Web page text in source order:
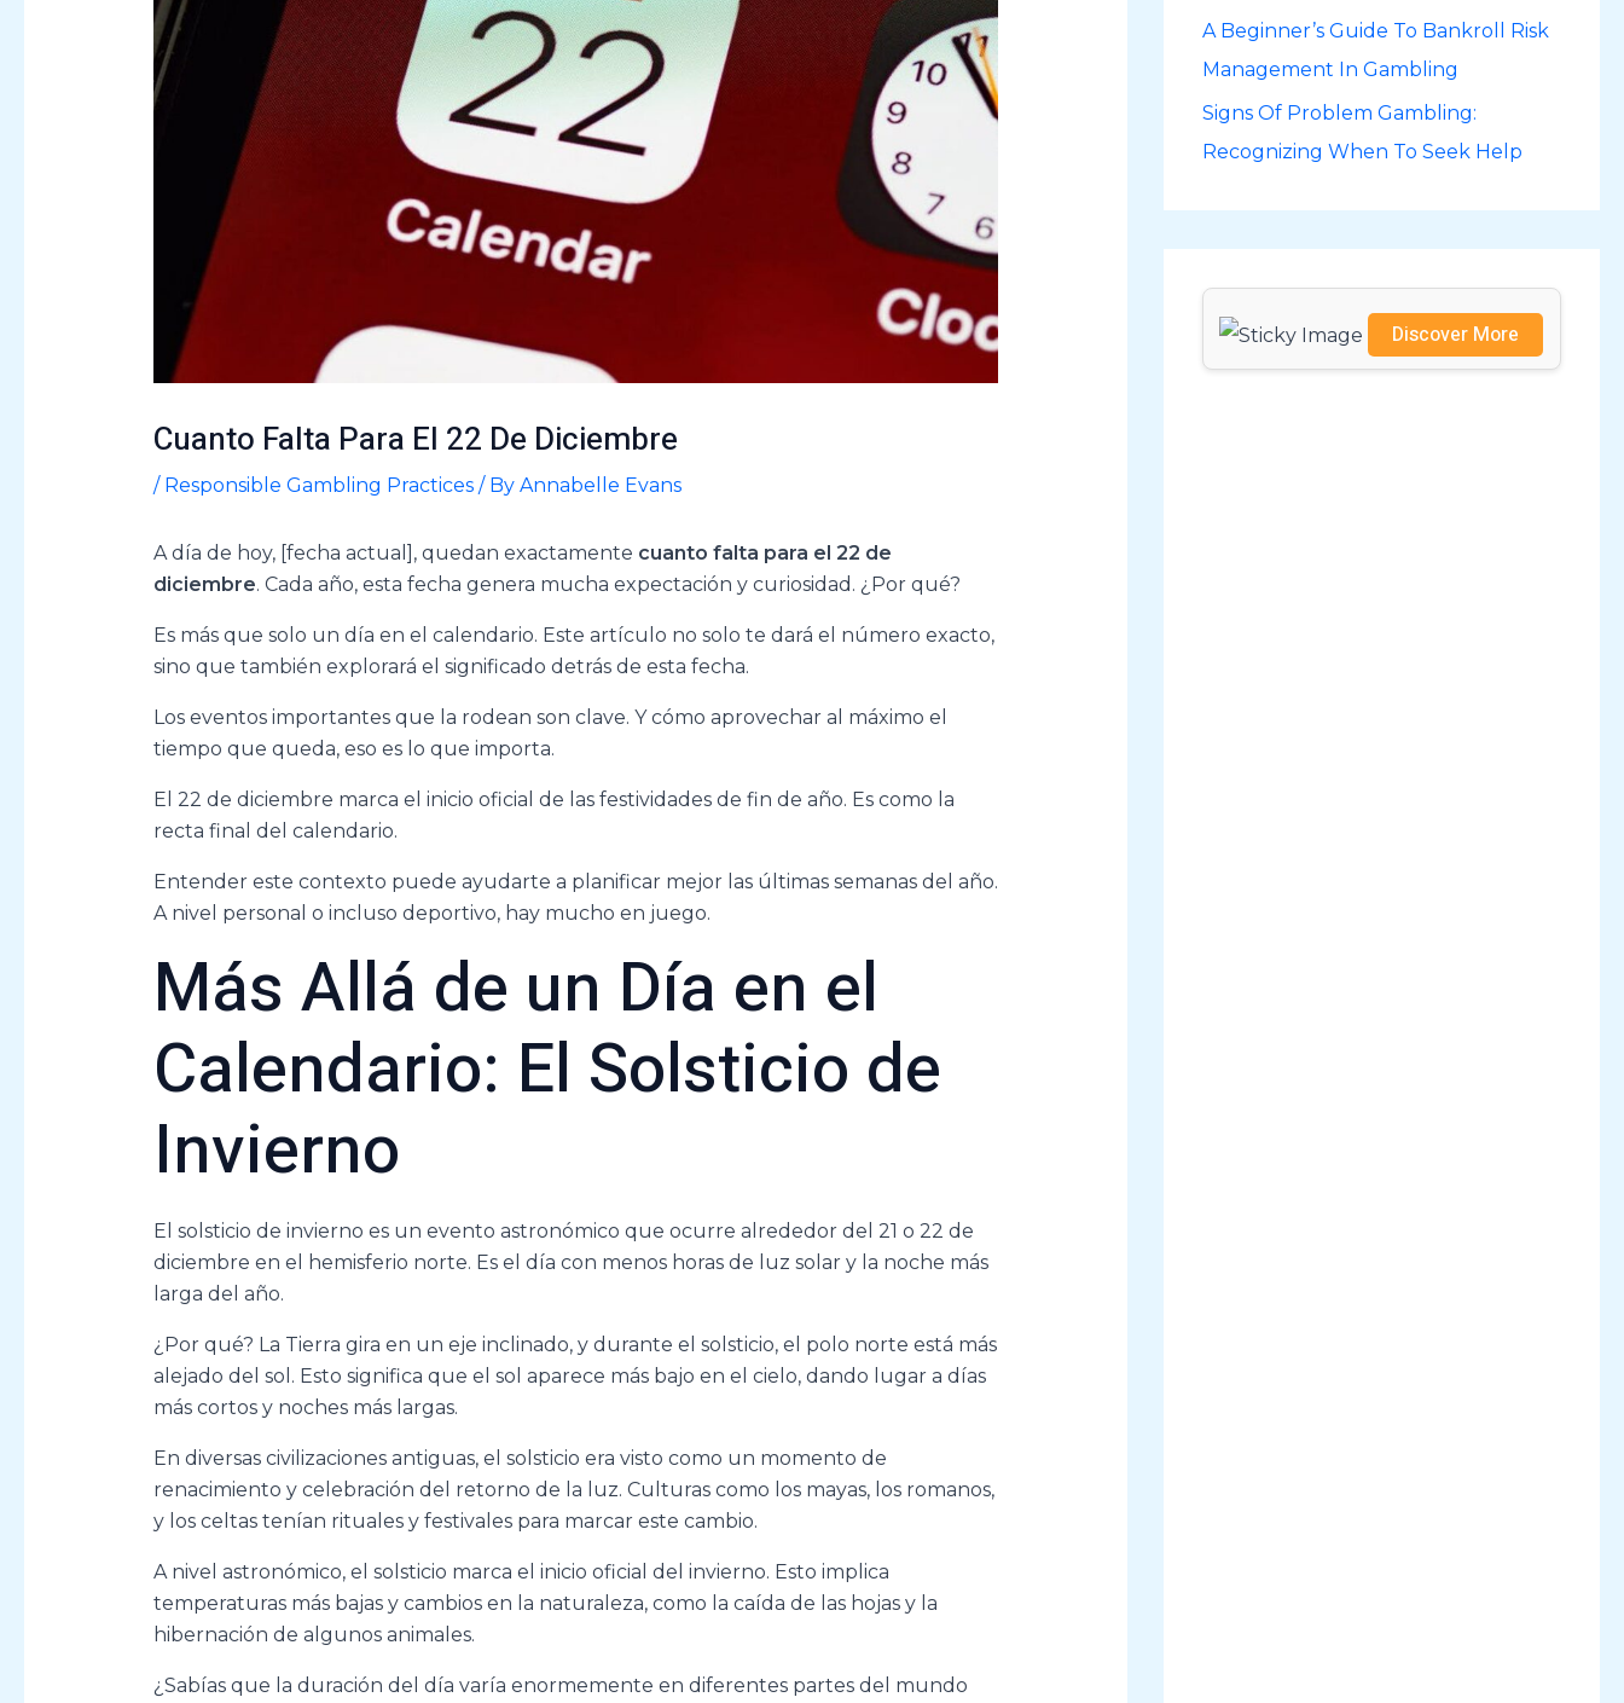
Cuanto Falta Para El 22 De Diciembre
/ Responsible Gambling Practices/ By Annabelle Evans
A día de hoy, [fecha actual], quedan exactamente cuanto falta para el 22 de
diciembre. Cada año, esta fecha genera mucha expectación y curiosidad. ¿Por qué?
Es más que solo un día en el calendario. Este artículo no solo te dará el número exacto,
sino que también explorará el significado detrás de esta fecha.
Los eventos importantes que la rodean son clave. Y cómo aprovechar al máximo el
tiempo que queda, eso es lo que importa.
El 22 de diciembre marca el inicio oficial de las festividades de fin de año. Es como la
recta final del calendario.
Entender este contexto puede ayudarte a planificar mejor las últimas semanas del año.
A nivel personal o incluso deportivo, hay mucho en juego.
Más Allá de un Día en el
Calendario: El Solsticio de
Invierno
El solsticio de invierno es un evento astronómico que ocurre alrededor del 21 o 22 de
diciembre en el hemisferio norte. Es el día con menos horas de luz solar y la noche más
larga del año.
¿Por qué? La Tierra gira en un eje inclinado, y durante el solsticio, el polo norte está más
alejado del sol. Esto significa que el sol aparece más bajo en el cielo, dando lugar a días
más cortos y noches más largas.
En diversas civilizaciones antiguas, el solsticio era visto como un momento de
renacimiento y celebración del retorno de la luz. Culturas como los mayas, los romanos,
y los celtas tenían rituales y festivales para marcar este cambio.
A nivel astronómico, el solsticio marca el inicio oficial del invierno. Esto implica
temperaturas más bajas y cambios en la naturaleza, como la caída de las hojas y la
hibernación de algunos animales.
¿Sabías que la duración del día varía enormemente en diferentes partes del mundo
r
:
A Beginner’s Guide To Bankroll Risk
Management In Gambling
Signs Of Problem Gambling:
Recognizing When To Seek Help
Discover More